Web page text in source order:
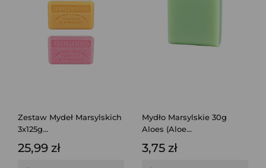
Zestaw Mydeł Marsylskich
3x125g...
25,99 zł
Mydło Marsylskie 30g
Aloes (Aloe...
3,75 zł